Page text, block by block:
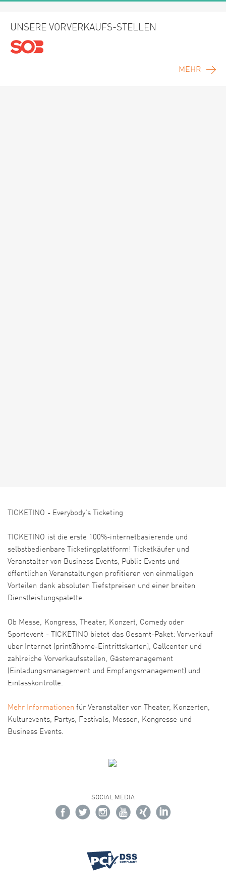
UNSERE VORVERKAUFS-STELLEN
MEHR
TICKETINO - Everybody's Ticketing
TICKETINO ist die erste 100%-internetbasierende und
selbstbedienbare Ticketingplattform! Ticketkäufer und
Veranstalter von Business Events, Public Events und
öffentlichen Veranstaltungen profitieren von einmaligen
Vorteilen dank absoluten Tiefstpreisen und einer breiten
Dienstleistungspalette.
Ob Messe, Kongress, Theater, Konzert, Comedy oder
Sportevent - TICKETINO bietet das Gesamt-Paket: Vorverkauf
über Internet (print@home-Eintrittskarten), Callcenter und
zahlreiche Vorverkaufsstellen, Gästemanagement
(Einladungsmanagement und Empfangsmanagement) und
Einlasskontrolle.
Mehr Informationen für Veranstalter von Theater, Konzerten,
Kulturevents, Partys, Festivals, Messen, Kongresse und
Business Events.
SOCIAL MEDIA